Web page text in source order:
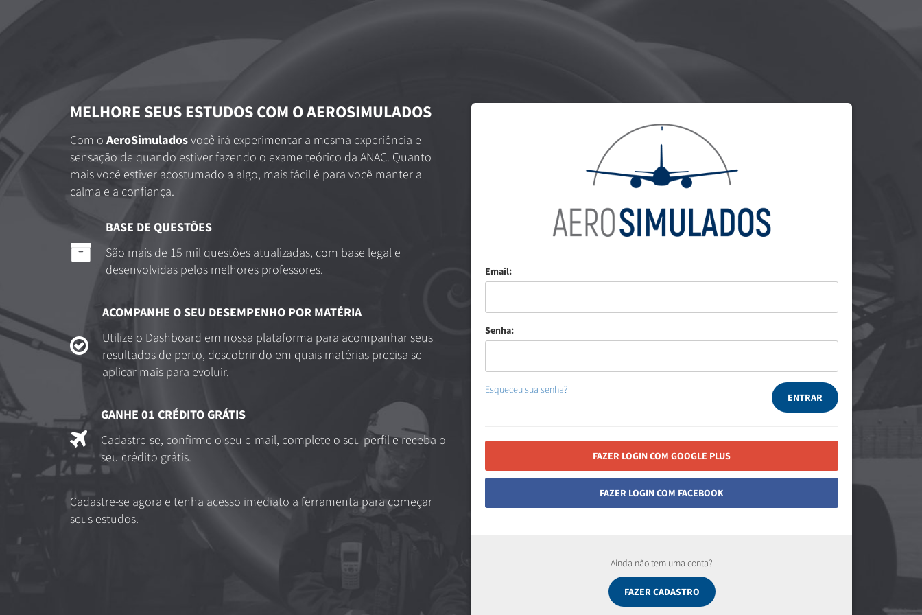
MELHORE SEUS ESTUDOS COM O AEROSIMULADOS
Com o AeroSimuladosvocê irá experimentar a mesma experiência e
sensação de quando estiver fazendo o exame teórico da ANAC. Quanto
mais você estiver acostumado a algo, mais fácil é para você manter a
calma e a confiança.
BASE DE QUESTÕES
São mais de 15 mil questões atualizadas, com base legal e
desenvolvidas pelos melhores professores.
ACOMPANHE O SEU DESEMPENHO POR MATÉRIA
Utilize o Dashboard em nossa plataforma para acompanhar seus
resultados de perto, descobrindo em quais matérias precisa se
aplicar mais para evoluir.
GANHE 01 CRÉDITO GRÁTIS
Cadastre-se, confirme o seu e-mail, complete o seu perfil e receba o
seu crédito grátis.
Cadastre-se agora e tenha acesso imediato a ferramenta para começar
seus estudos.
Email:
Senha:
Esqueceu sua senha?
ENTRAR
FAZER LOGIN COM GOOGLE PLUS
FAZER LOGIN COM FACEBOOK
Ainda não tem uma conta?
FAZER CADASTRO